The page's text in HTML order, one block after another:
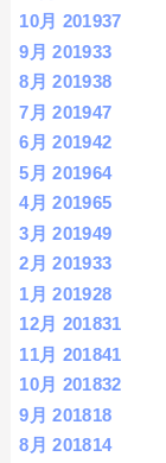
10月 201937
9月 201933
8月 201938
7月 201947
6月 201942
5月 201964
4月 201965
3月 201949
2月 201933
1月 201928
12月 201831
11月 201841
10月 201832
9月 201818
8月 201814